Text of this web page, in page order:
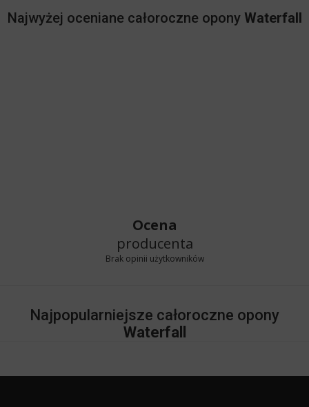
Najwyżej oceniane całoroczne opony Waterfall
Ocena
producenta
Brak opinii użytkowników
Najpopularniejsze całoroczne opony
Waterfall